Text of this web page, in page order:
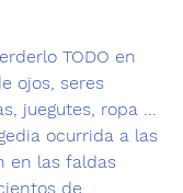
TODO en
ojos, seres
juegutes, ropa ...
ocurrida a las
en las faldas
de